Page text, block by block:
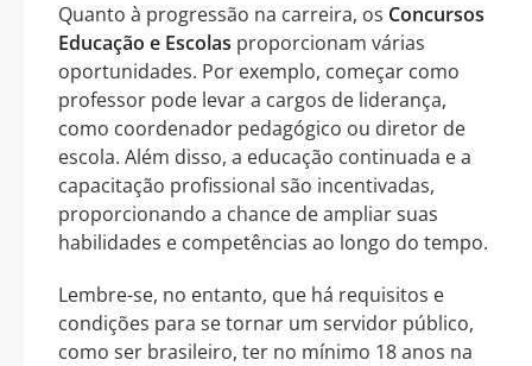
Quanto à progressão na carreira, os Concursos
Educação e Escolas proporcionam várias
oportunidades. Por exemplo, começar como
professor pode levar a cargos de liderança,
como coordenador pedagógico ou diretor de
escola. Além disso, a educação continuada e a
capacitação profissional são incentivadas,
proporcionando a chance de ampliar suas
habilidades e competências ao longo do tempo.
Lembre-se, no entanto, que há requisitos e
condições para se tornar um servidor público,
como ser brasileiro, ter no mínimo 18 anos na